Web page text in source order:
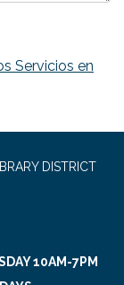
Servicios en
DISTRICT
10AM-7PM